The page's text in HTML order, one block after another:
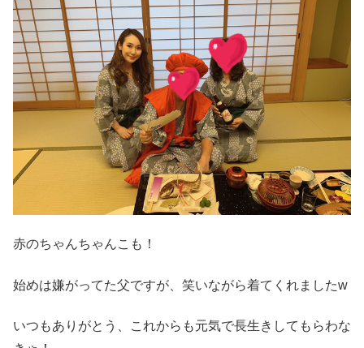
赤のちゃんちゃんこも！
始めは嫌がってた父ですが、笑いながら着てくれましたw
いつもありがとう、これからも元気で長生きしてもらわな